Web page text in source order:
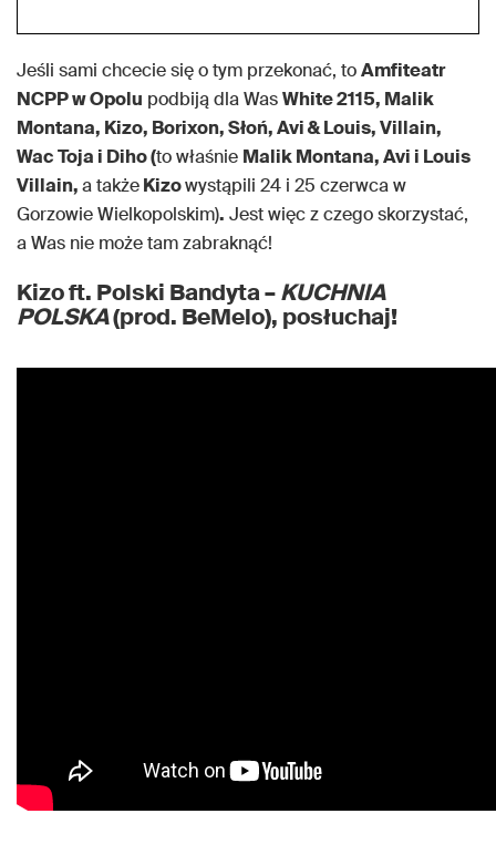
Jeśli sami chcecie się o tym przekonać, toAmfiteatr
NCPP w Opolu podbiją dla WasWhite 2115, Malik
Montana, Kizo, Borixon, Słoń, Avi & Louis, Villain,
Wac Toja i Diho (to właśnie Malik Montana,Avi i Louis
Villain,a takżeKizowystąpili 24 i 25 czerwca w
Gorzowie Wielkopolskim). Jest więc z czego skorzystać,
a Was nie może tam zabraknąć!
Kizo ft. Polski Bandyta –KUCHNIA
POLSKA(prod. BeMelo), posłuchaj!